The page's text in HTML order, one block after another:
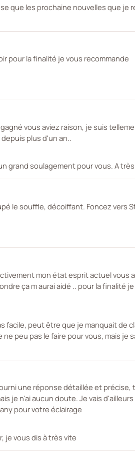
que les prochaine nouvelles que je
pour la finalité je vous recommande
vous aviez raison, je suis
plus d'un an..
grand soulagement pour vous. A
le souffle, décoiffant. Foncez vers
mon état esprit actuel vous
ça m aurai aidé .. pour la finalité
facile, peut être que je manquait de
peu pas le faire pour vous, mais je
une réponse détaillée et précise,
je n'ai aucun doute. Je vais
pour votre éclairage
je vous dis à très vite